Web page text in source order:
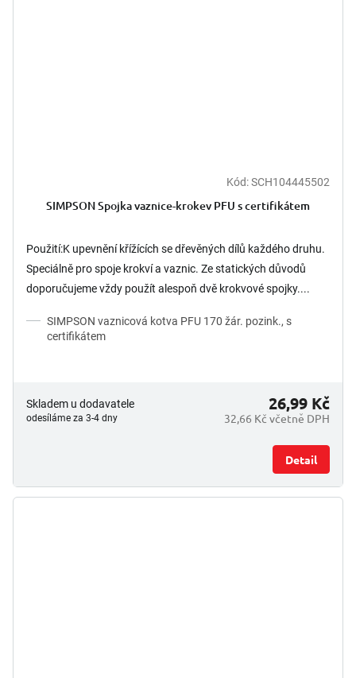
Kód:SCH104445502
SIMPSON Spojka vaznice-krokev PFU s certifikátem
Použití:K upevnění křížících se dřevěných dílů každého druhu.
Speciálně pro spoje krokví a vaznic. Ze statických důvodů
doporučujeme vždy použít alespoň dvě krokvové spojky....
SIMPSON vaznicová kotva PFU 170 žár. pozink., s
certifikátem
Skladem u dodavatele
odesíláme za 3-4 dny 32,66 Kč včetně DPH
26,99 Kč
Detail